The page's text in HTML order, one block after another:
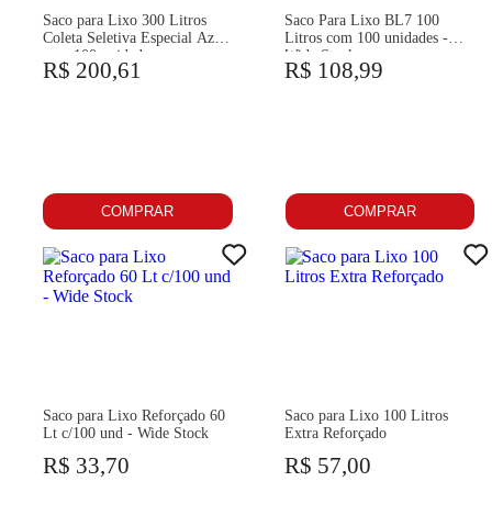
Saco para Lixo 300 Litros
Coleta Seletiva Especial Azul
com 100 unidades
R$ 200,61
COMPRAR
Saco Para Lixo BL7 100
Litros com 100 unidades -
Wide Stock
R$ 108,99
COMPRAR
Saco para Lixo Reforçado 60
Lt c/100 und - Wide Stock
R$ 33,70
Saco para Lixo 100 Litros
Extra Reforçado
R$ 57,00